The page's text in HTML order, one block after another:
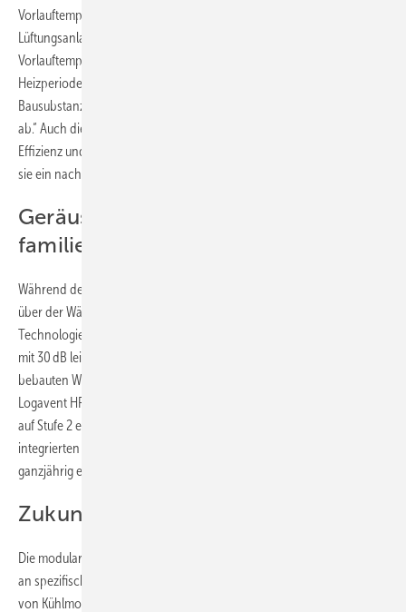
Vorlauftemperatur. Im Haus der Familie Stroh genügt durch die
Lüftungsanlage mit Wärmerückgewinnung selbst an kalten Tagen eine
Vorlauftemperatur von 42 °C. Hamberger erklärt: „Zu Beginn der
Heizperiode starten wir mit höheren Temperaturen, um die
Bausubstanz aufzuwärmen. Dann senken wir das System schrittweise
ab.“ Auch die Fußbodenheizung leistet einen erheblichen Beitrag zu
Effizienz und Komfort. Im Zusammenspiel mit der Wärmepumpe bildet
sie ein nachhaltiges, flexibles Heizsystem.
Geräuscharm und
familienfreundlich
Während der Sanierung schlief Familie Stroh – völlig ungestört – direkt
über der Wärmepumpen-­Außeneinheit: Durch die Silent-Plus-
Technologie von Buderus bleibt die WLW-7 MB A H im Nachtbetrieb
mit 30 dB leiser als ein Kühlschrank. Dies ist, insbesondere in dicht
bebauten Wohngebieten, von Vorteil. Die dezentrale Lüftungseinheit
Logavent HRV136D läuft ebenfalls im flüsterleisen Betrieb und weist
auf Stufe 2 einen Geräuschpegel von 22 dB auf. Sie besitzt einen
integrierten Feuchtigkeitssensor, der vor Schimmel schützt und
ganzjährig ein behagliches Wohngefühl schafft.
Zukunftssicher vernetzt
Die modulare Systemarchitektur ermöglicht eine gezielte Anpassung
an spezifische Anforderungen, beispielsweise durch die Integration
von Kühlmodulen oder zusätzlichen Speicherkapazitäten. Sämtliche